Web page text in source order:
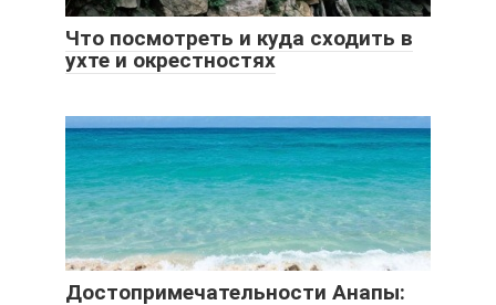
Что посмотреть и куда сходить в
ухте и окрестностях
Достопримечательности Анапы: